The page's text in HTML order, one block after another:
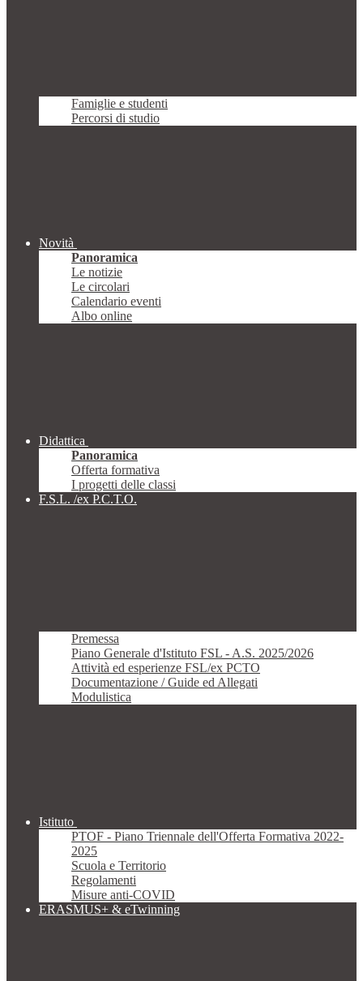
Famiglie e studenti
Percorsi di studio
Novità
Panoramica
Le notizie
Le circolari
Calendario eventi
Albo online
Didattica
Panoramica
Offerta formativa
I progetti delle classi
F.S.L. /ex P.C.T.O.
Premessa
Piano Generale d'Istituto FSL - A.S. 2025/2026
Attività ed esperienze FSL/ex PCTO
Documentazione / Guide ed Allegati
Modulistica
Istituto
PTOF - Piano Triennale dell'Offerta Formativa 2022-
2025
Scuola e Territorio
Regolamenti
Misure anti-COVID
ERASMUS+ & eTwinning